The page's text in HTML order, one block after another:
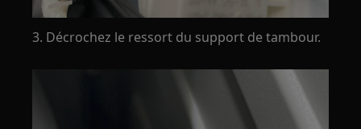
3. Décrochez le ressort du support de tambour.